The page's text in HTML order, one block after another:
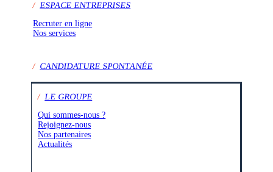
/ ESPACE ENTREPRISES
Recruter en ligne
Nos services
/ CANDIDATURE SPONTANÉE
/ LE GROUPE
Qui sommes-nous ?
Rejoignez-nous
Nos partenaires
Actualités